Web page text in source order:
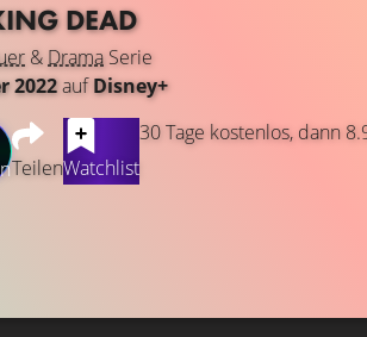
DEAD
& DramaSerie
2022aufDisney+
TeilenWatchlist
30 Tage kostenlos, dann